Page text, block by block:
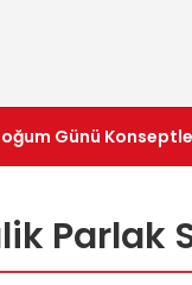
Günü
Parlak